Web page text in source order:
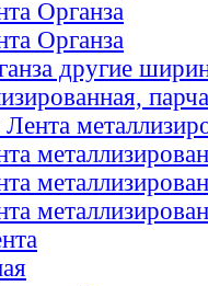
Органза
Органза
другие
парча